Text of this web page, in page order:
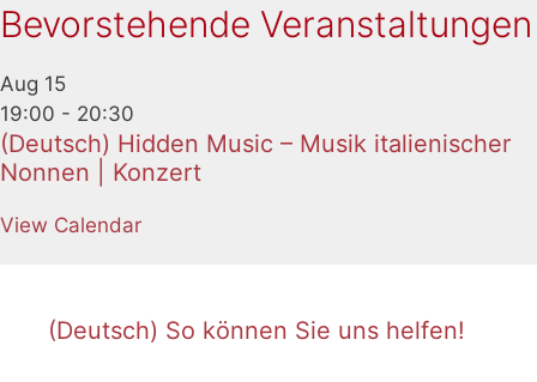
Bevorstehende Veranstaltungen
Aug 15
19:00 - 20:30
(Deutsch) Hidden Music – Musik italienischer
Nonnen | Konzert
View Calendar
(Deutsch) So können Sie uns helfen!